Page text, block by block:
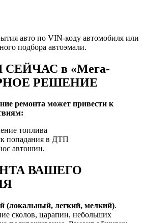
авто по VIN-коду автомобиля или
подбора автоэмали.
в «Мега-
РЕШЕНИЕ
ремонта может привести к
топлива
попадания в ДТП
автошин.
ВАШЕГО
(локальный, легкий, мелкий).
сколов, царапин, небольших